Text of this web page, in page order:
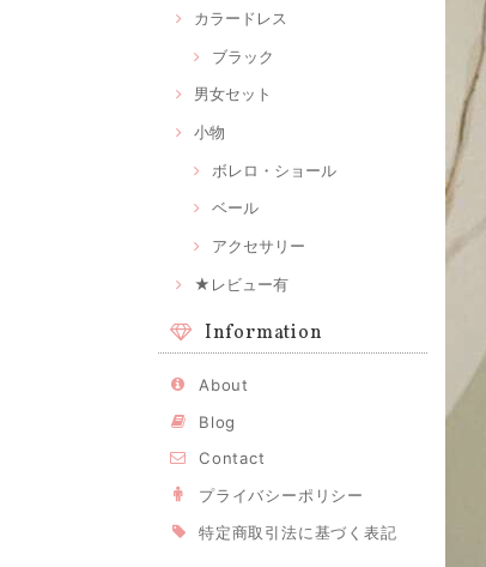
カラードレス
ブラック
男女セット
小物
ボレロ・ショール
ベール
アクセサリー
★レビュー有
Information
About
Blog
Contact
プライバシーポリシー
特定商取引法に基づく表記